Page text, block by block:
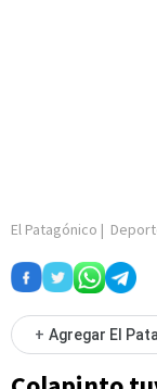
El Patagónico |
+ Agregar El